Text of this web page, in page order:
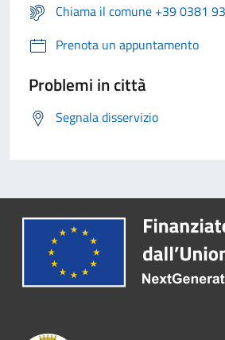
Chiama il comune +39 0381
Prenota un appuntamento
Problemi in città
Segnala disservizio